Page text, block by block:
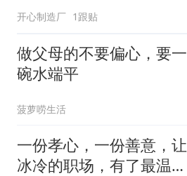
开心制造厂 1跟贴
做父母的不要偏心，要一
碗水端平
菠萝唠生活
一份孝心，一份善意，让
冰冷的职场，有了最温暖